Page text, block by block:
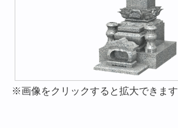
※画像をクリックすると拡大できます